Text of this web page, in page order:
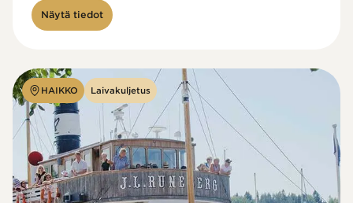
Näytä tiedot
HAIKKO Laivakuljetus